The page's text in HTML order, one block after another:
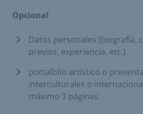
Opcional
Datos personales (biografía,
previos, experiencia, etc.)
portafolio artístico o
interculturales o
máximo 3 páginas